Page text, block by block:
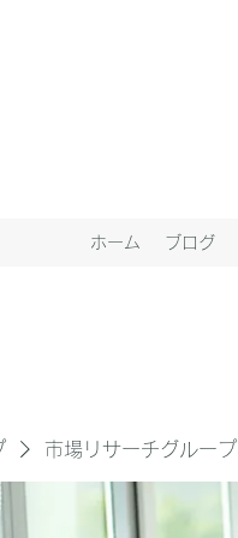
ホーム ブログ
市場リサーチグループ